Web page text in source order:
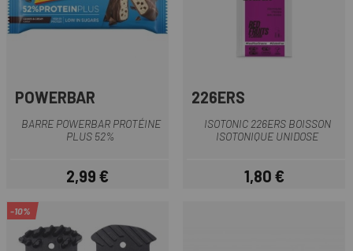
POWERBAR
BARRE POWERBAR PROTÉINE
PLUS 52%
Prix
2,99 €
226ERS
ISOTONIC 226ERS BOISSON
ISOTONIQUE UNIDOSE
Prix
1,80 €
-10%